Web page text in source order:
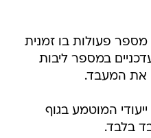
מספר פעולות בו זמנית
במספר ליבות
את המעבד.
ייעודי המוטמע בגוף
בלבד.